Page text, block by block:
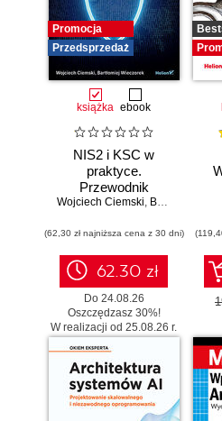
Promocja
Przedsprzedaż
książka ebook
NIS2 i KSC w
praktyce.
Przewodnik
wdrożeniowy dla
Wojciech Ciemski, Bartłomiej Wieczorek
(62,30 zł najniższa cena z 30 dni)
62.30 zł
Do 24.08.26
Oszczędzasz 30%!
W realizacji od 25.08.26 r.